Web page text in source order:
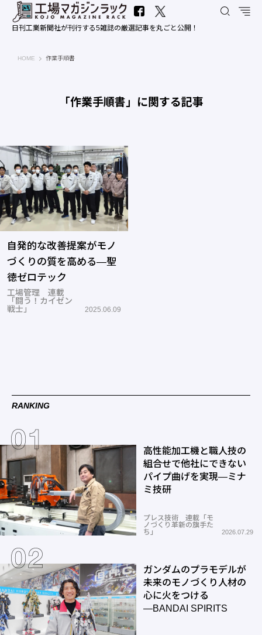
日刊工業新聞社が刊行する5雑誌の厳選記事を丸ごと公開！
HOME 工場マガジンラック｜日刊工業新聞社
作業手順書
「作業手順書」に関する記事
自発的な改善提案がモノ
づくりの質を高める―聖
徳ゼロテック
工場管理 連載
「闘う！カイゼン
戦士」
2025.06.09
RANKING
高性能加工機と職人技の
組合せで他社にできない
パイプ曲げを実現―ミナ
ミ技研
プレス技術 連載「モ
ノづくり革新の旗手た
ち」
2026.07.29
ガンダムのプラモデルが
未来のモノづくり人材の
心に火をつける
―BANDAI SPIRITS